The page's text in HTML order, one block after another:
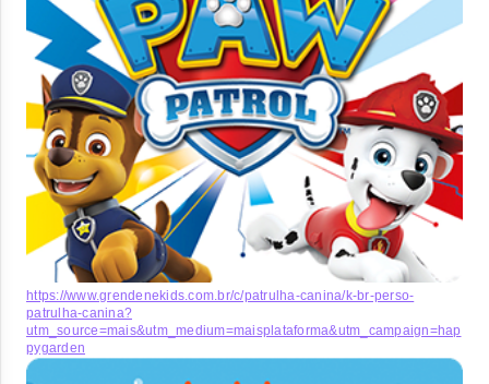
https://www.grendenekids.com.br/c/patrulha-canina/k-br-perso-
patrulha-canina?
utm_source=mais&utm_medium=maisplataforma&utm_campaign=hap
pygarden